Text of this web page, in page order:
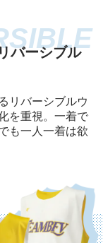
バーシブル
リバーシブルウ
を重視。一着で
も一人一着は欲